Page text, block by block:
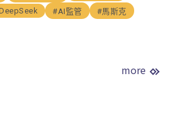
#AI監管 #馬斯克
more